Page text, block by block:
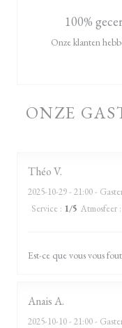
ONZE
ThéoV
2025-10-29- 21:00 -
Service : 1/5 Atmosfeer :
Est-ce que vous vous
AnaisA
2025-10-10- 21:00 -
100%
Onze klanten